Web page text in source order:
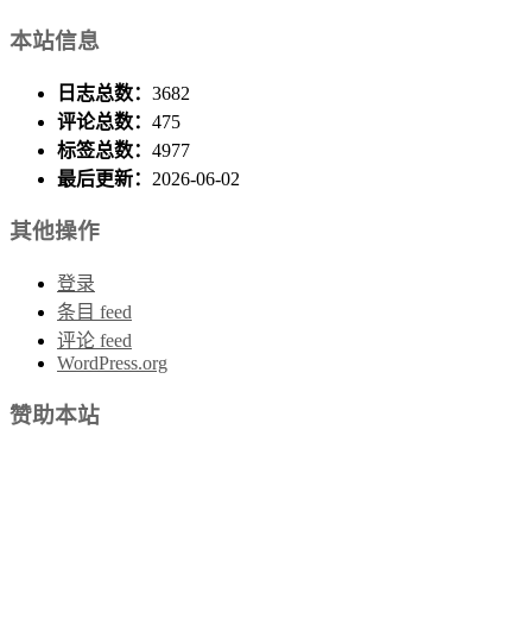
本站信息
日志总数： 3682
评论总数： 475
标签总数： 4977
最后更新： 2026-06-02
其他操作
登录
条目 feed
评论 feed
WordPress.org
赞助本站